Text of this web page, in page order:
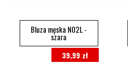
Bluza męska N02L -
szara
39,99 zł